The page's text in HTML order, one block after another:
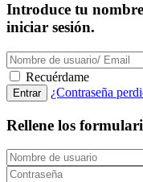
Introduce tu
iniciar sesión.
Recuérdame
¿Contraseña
Rellene los